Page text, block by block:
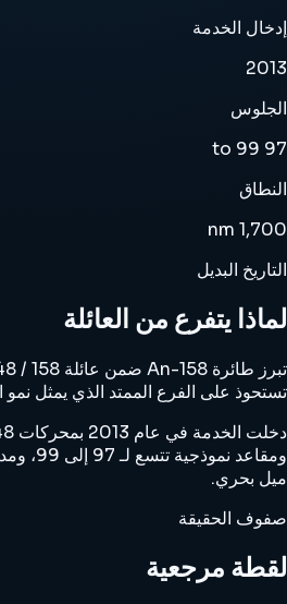
إدخال الخدمة
2013
الجلوس
97 to 99
النطاق
1,700 nm
التاريخ البديل
لماذا يتفرع من العائلة
تستحوذ على الفرع الممتد الذي يمثل نمو
ميل بحري.
صفوف الحقيقة
لقطة مرجعية